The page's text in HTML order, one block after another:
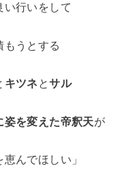
い行いをして
もうとする
キツネ とサル
姿を変えた帝釈天が
恵んでほしい」